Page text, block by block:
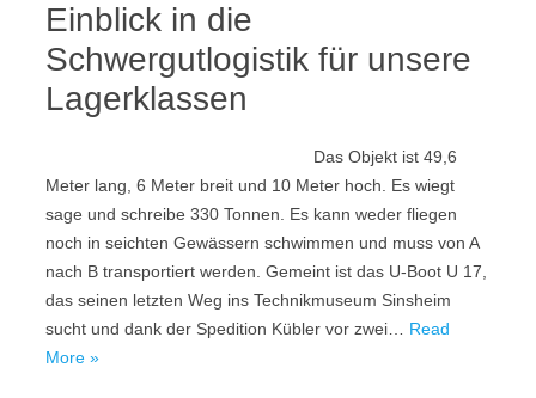
Einblick in die
Schwergutlogistik für unsere
Lagerklassen
Das Objekt ist 49,6
Meter lang, 6 Meter breit und 10 Meter hoch. Es wiegt
sage und schreibe 330 Tonnen. Es kann weder fliegen
noch in seichten Gewässern schwimmen und muss von A
nach B transportiert werden. Gemeint ist das U-Boot U 17,
das seinen letzten Weg ins Technikmuseum Sinsheim
sucht und dank der Spedition Kübler vor zwei… Read
More »